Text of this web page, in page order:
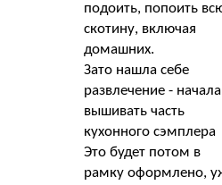
подоить, попоить
скотину, включая
домашних.
Зато нашла себе
развлечение - начала
вышивать часть
кухонного сэмплера
Это будет потом в
рамку оформлено,